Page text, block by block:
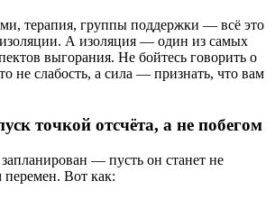
терапия, группы поддержки — всё это
А изоляция — один из самых
выгорания. Не бойтесь говорить о
не слабость, а сила — признать, что вам
точкой отсчёта, а не побегом
— пусть он станет не
перемен. Вот как: